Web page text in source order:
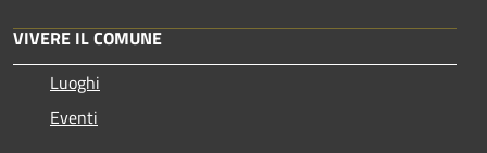
VIVERE IL COMUNE
Luoghi
Eventi